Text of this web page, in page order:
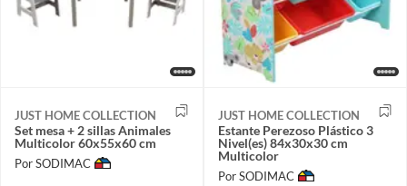
JUST HOME COLLECTION
Set mesa + 2 sillas Animales
Multicolor 60x55x60 cm
Por SODIMAC
JUST HOME COLLECTION
Estante Perezoso Plástico 3
Nivel(es) 84x30x30 cm
Multicolor
Por SODIMAC